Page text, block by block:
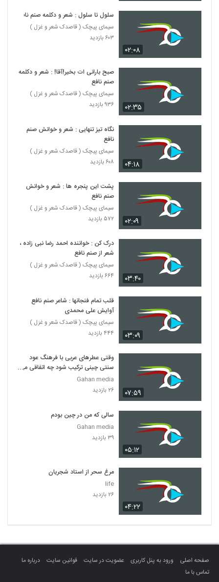
۰۲:۰۸
سلول تا سلول : شعر و دکلمه صنم نافع
سیمای پیچک ( قاصدک شعر و غزل )
۶۰۳ بازدید
۰۲:۳۵
صبح بارانی ات بخیر!آقا! : شعر و دکلمه
صنم نافع
سیمای پیچک ( قاصدک شعر و غزل )
۹۳۶ بازدید
۰۴:۱۸
نگاه تیز تنهایی : شعر و خوانش صنم
نافع
سیمای پیچک ( قاصدک شعر و غزل )
۶۰۸ بازدید
۰۲:۰۹
پشت این پنجره ها : شعر و خوانش
صنم نافع
سیمای پیچک ( قاصدک شعر و غزل )
۵۷۲ بازدید
۰۳:۴۰
درک کن : خواننده احمد رضا نبی زاده ،
شعر از صنم نافع
سیمای پیچک ( قاصدک شعر و غزل )
۶۶۴ بازدید
۰۳:۰۹
قلب تمام فنجانها : شاعر صنم نافع
آوایش علی محمدی
سیمای پیچک ( قاصدک شعر و غزل )
۴۴۴ بازدید
۰۷:۵۹
وقتی عطرهای عربی با فرهنگ عود
سنتی چینی ترکیب شود چه اتفاقی می
افتد؟
Gahan media
۲۶ بازدید
۰۵:۱۲
سالی که من در چین بودم
Gahan media
۳۹ بازدید
۰۴:۲۲
مرغ سحر از استاد شجریان
life
۲۶ بازدید
صفحه اصلی ورود به پنل کاربری عضویت در سایت قوانین سایت
درباره ما
تماس با ما